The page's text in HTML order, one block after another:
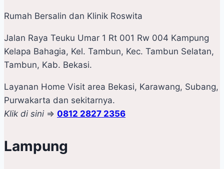
Rumah Bersalin dan Klinik Roswita
Jalan Raya Teuku Umar 1 Rt 001 Rw 004 Kampung
Kelapa Bahagia, Kel. Tambun, Kec. Tambun Selatan,
Tambun, Kab. Bekasi.
Layanan Home Visit area Bekasi, Karawang, Subang,
Purwakarta dan sekitarnya.
Klik di sini => 0812 2827 2356
Lampung